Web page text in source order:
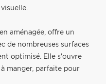
aménagée, offre un
de nombreuses surfaces
optimisé. Elle s'ouvre
manger, parfaite pour